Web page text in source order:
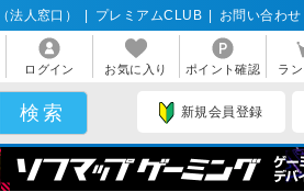
法人窓口） プレミアムCLUB お問い合わせ
ログイン お気に入り ポイント確認 ラ
新規会員登録